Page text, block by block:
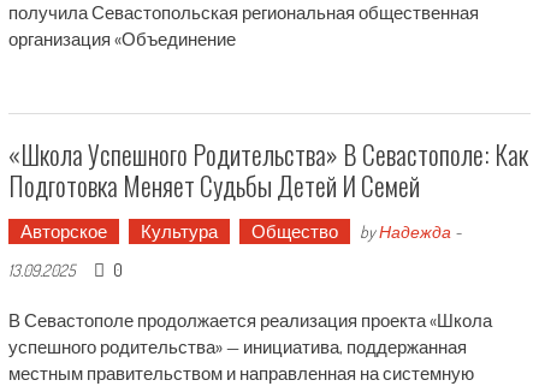
получила Севастопольская региональная общественная
организация «Объединение
«Школа Успешного Родительства» В Севастополе: Как
Подготовка Меняет Судьбы Детей И Семей
Авторское Культура Общество byНадежда -
13.09.2025
0
В Севастополе продолжается реализация проекта «Школа
успешного родительства» — инициатива, поддержанная
местным правительством и направленная на системную